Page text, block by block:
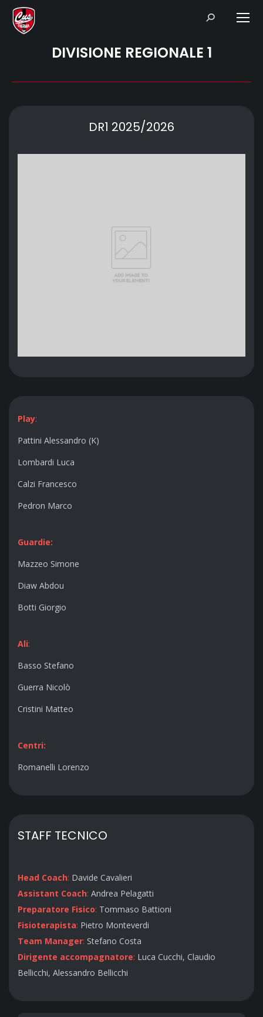
Search:
DIVISIONE REGIONALE 1
DR1 2025/2026
Play:
Pattini Alessandro (K)
Lombardi Luca
Calzi Francesco
Pedron Marco
Guardie:
Mazzeo Simone
Diaw Abdou
Botti Giorgio
Ali:
Basso Stefano
Guerra Nicolò
Cristini Matteo
Centri:
Romanelli Lorenzo
STAFF TECNICO
Head Coach: Davide Cavalieri
Assistant Coach: Andrea Pelagatti
Preparatore Fisico: Tommaso Battioni
Fisioterapista: Pietro Monteverdi
Team Manager: Stefano Costa
Dirigente accompagnatore: Luca Cucchi, Claudio
Bellicchi, Alessandro Bellicchi